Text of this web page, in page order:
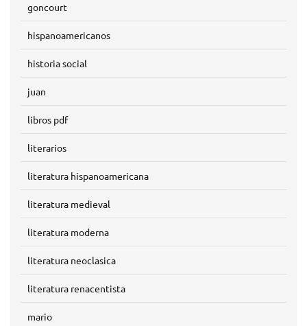
goncourt
hispanoamericanos
historia social
juan
libros pdf
literarios
literatura hispanoamericana
literatura medieval
literatura moderna
literatura neoclasica
literatura renacentista
mario